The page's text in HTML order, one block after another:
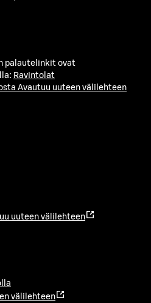
palautelinkit ovat
Ravintolat
Avautuu uuteen välilehteen
uuteen välilehteen
välilehteen